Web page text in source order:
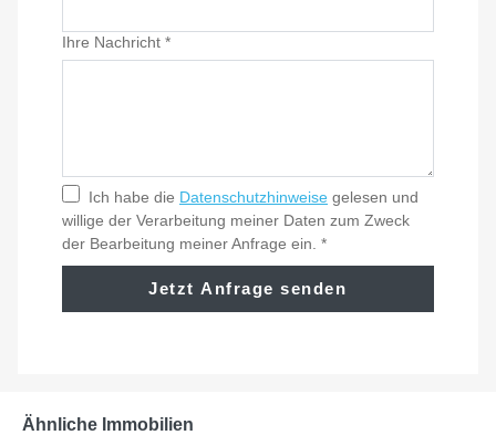
Ihre Nachricht *
Ich habe die Datenschutzhinweise gelesen und
willige der Verarbeitung meiner Daten zum Zweck
der Bearbeitung meiner Anfrage ein. *
Jetzt Anfrage senden
Ähnliche Immobilien